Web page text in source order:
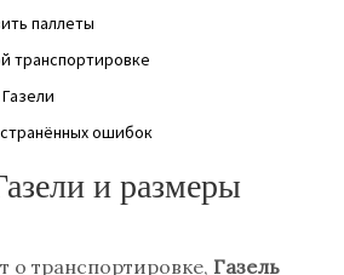
паллеты
транспортировке
ошибок
и размеры
о транспортировке, Газель